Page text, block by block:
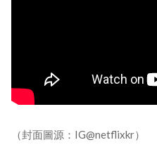
（封面圖源：IG@netflixkr）